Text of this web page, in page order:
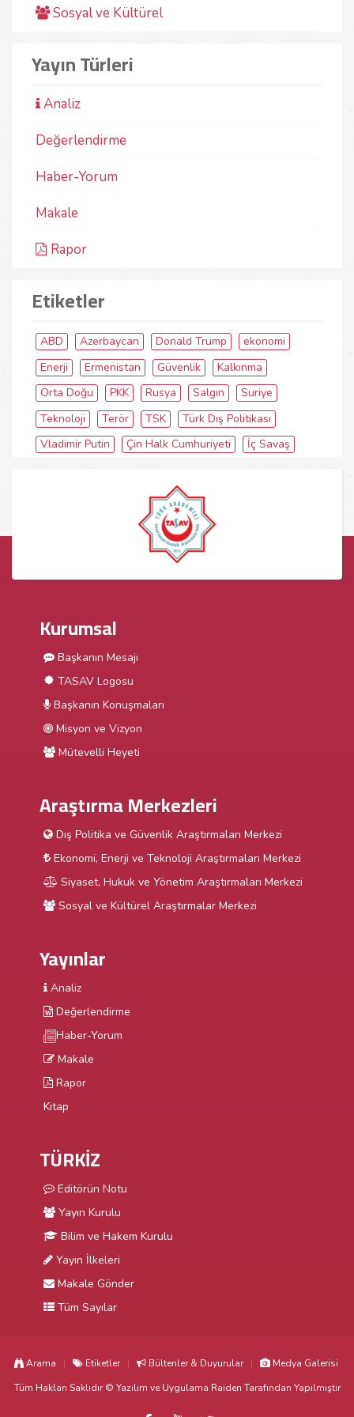
Sosyal ve Kültürel
Yayın Türleri
Analiz
Değerlendirme
Haber-Yorum
Makale
Rapor
Etiketler
ABD Azerbaycan Donald Trump
ekonomi
Enerji
Ermenistan Güvenlik
Kalkınma
Orta Doğu
PKK Rusya Salgın
Suriye
Teknoloji
Terör TSK
Türk Dış Politikası
Vladimir Putin
Çin Halk Cumhuriyeti İç Savaş
Kurumsal
Başkanın Mesajı
TASAV Logosu
Başkanın Konuşmaları
Misyon ve Vizyon
Mütevelli Heyeti
Araştırma Merkezleri
Dış Politika ve Güvenlik Araştırmaları Merkezi
Ekonomi, Enerji ve Teknoloji Araştırmaları Merkezi
Siyaset, Hukuk ve Yönetim Araştırmaları Merkezi
Sosyal ve Kültürel Araştırmalar Merkezi
Yayınlar
Analiz
Değerlendirme
Haber-Yorum
Makale
Rapor
Kitap
TÜRKİZ
Editörün Notu
Yayın Kurulu
Bilim ve Hakem Kurulu
Yayın İlkeleri
Makale Gönder
Tüm Sayılar
Arama Etiketler Bültenler & Duyurular
Medya Galerisi
Tüm Hakları Saklıdır © Yazılım ve Uygulama Raiden Tarafından Yapılmıştır